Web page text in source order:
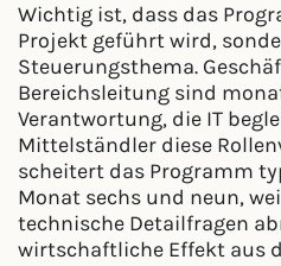
Wichtig ist, dass das
Projekt geführt wird,
Steuerungsthema.
Bereichsleitung sind
Verantwortung, die IT
Mittelständler diese
scheitert das Programm
Monat sechs und neun,
technische Detailfragen
wirtschaftliche Effekt aus